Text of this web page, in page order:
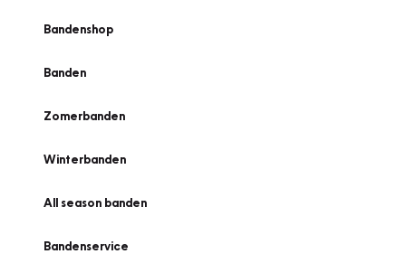
Bandenshop
Banden
Zomerbanden
Winterbanden
All season banden
Bandenservice